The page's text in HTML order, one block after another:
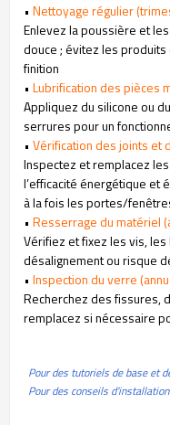
• Nettoyage régulier
Enlevez la poussière et
douce ; évitez les
finition
• Lubrification des pièces
Appliquez du silicone ou
serrures pour un
• Vérification des joints et
Inspectez et remplacez
l’efficacité énergétique et
à la fois les portes/
• Resserrage du matériel
Vérifiez et fixez les vis,
désalignement ou risque
• Inspection du verre
Recherchez des fissures,
remplacez si nécessaire